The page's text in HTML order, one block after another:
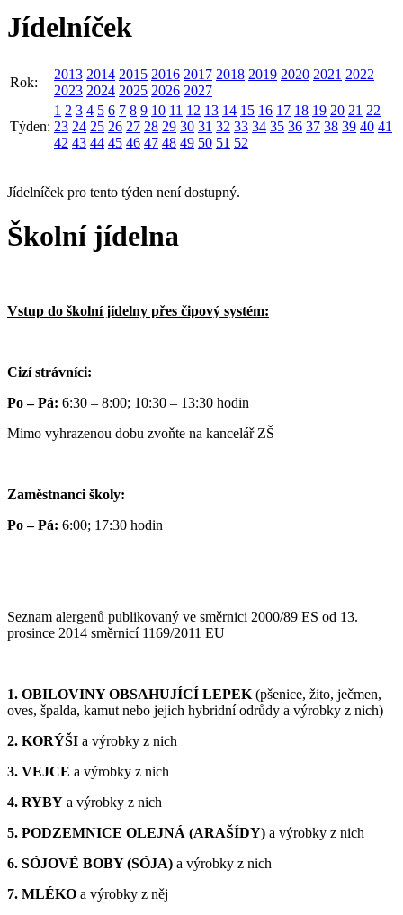
Jídelníček
Rok:
2013 2014 2015 2016 2017 2018 2019 2020 2021 2022
2023 2024 2025 2026 2027
Týden:
1 2 3 4 5 6 7 8 9 10 11 12 13 14 15 16 17 18 19 20 21 22
23 24 25 26 27 28 29 30 31 32 33 34 35 36 37 38 39 40 41
42 43 44 45 46 47 48 49 50 51 52
Jídelníček pro tento týden není dostupný.
Školní jídelna
Vstup do školní jídelny přes čipový systém:
Cizí strávníci:
Po – Pá: 6:30 – 8:00; 10:30 – 13:30 hodin
Mimo vyhrazenou dobu zvoňte na kancelář ZŠ
Zaměstnanci školy:
Po – Pá: 6:00; 17:30 hodin
Seznam alergenů publikovaný ve směrnici 2000/89 ES od 13.
prosince 2014 směrnicí 1169/2011 EU
1. OBILOVINY OBSAHUJÍCÍ LEPEK (pšenice, žito, ječmen,
oves, špalda, kamut nebo jejich hybridní odrůdy a výrobky z nich)
2. KORÝŠI a výrobky z nich
3. VEJCE a výrobky z nich
4. RYBY a výrobky z nich
5. PODZEMNICE OLEJNÁ (ARAŠÍDY) a výrobky z nich
6. SÓJOVÉ BOBY (SÓJA) a výrobky z nich
7. MLÉKO a výrobky z něj